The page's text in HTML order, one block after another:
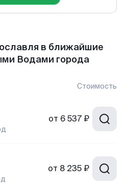
в ближайшие
Водами города
Стоимость
от 6 537 ₽
от 8 235 ₽